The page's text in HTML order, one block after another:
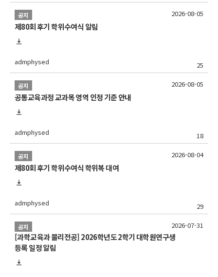
공지
제80회 후기 학위수여식 알림
admphysed 25
2026-08-05
공지
공통교육과정 교과목 영역 인정 기준 안내
admphysed 18
2026-08-05
공지
제80회 후기 학위수여식 학위복 대여
admphysed 29
2026-08-04
공지
[과학교육과 물리전공] 2026학년도 2학기 대학원연구생
등록 일정 알림
2026-07-31